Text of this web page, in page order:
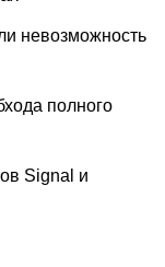
невозможность
полного
Signal и